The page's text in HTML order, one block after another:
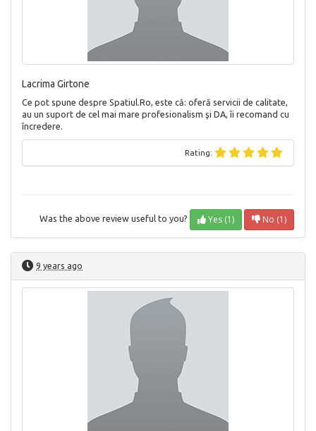
Lacrima Girtone
Ce pot spune despre Spatiul.Ro, este că: oferă servicii de calitate,
au un suport de cel mai mare profesionalism şi DA, îi recomand cu
încredere.
Rating:
Was the above review useful to you? Yes (1) No (1)
9 years ago